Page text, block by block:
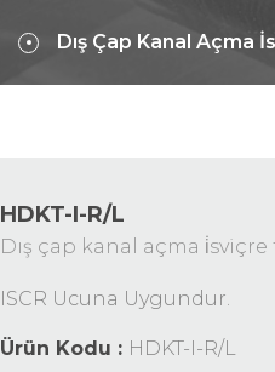
Dış Çap Kanal Açma
HDKT-I-R/L
Dış çap kanal açma
ISCR Ucuna Uygundur.
Ürün Kodu : HDKT-I-R/L